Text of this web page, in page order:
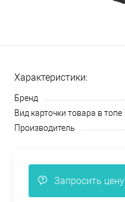
Характеристики:
Бренд
Вид карточки товара в топе
Производитель
Запросить цену